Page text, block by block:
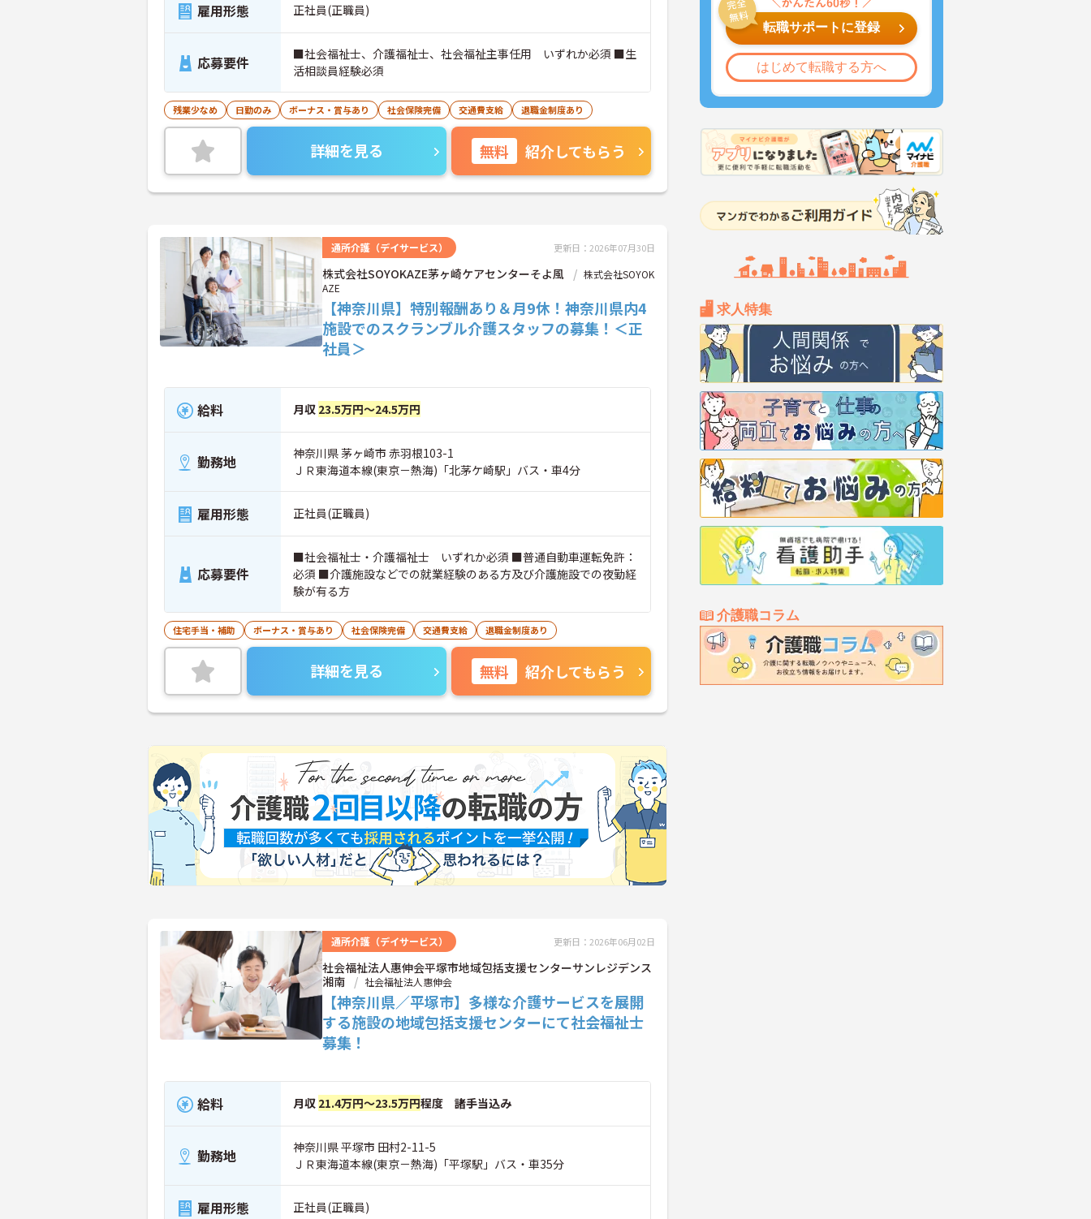
転職サポートに登録
はじめて転職する方へ
求人特集
介護職コラム
雇用形態 正社員(正職員)
応募要件
■社会福祉士、介護福祉士、社会福祉主事任用 いずれか必須 ■生
活相談員経験必須
残業少なめ 日勤のみ ボーナス・賞与あり 社会保険完備 交通費支給 退職金制度あり
詳細を見る 無料 紹介してもらう
通所介護（デイサービス） 更新日：2026年07月30日
株式会社SOYOKAZE茅ヶ崎ケアセンターそよ風
株式会社SOYOK
AZE
【神奈川県】特別報酬あり＆月9休！神奈川県内4
施設でのスクランブル介護スタッフの募集！＜正
社員＞
給料 月収 23.5万円～24.5万円
勤務地
神奈川県 茅ヶ崎市 赤羽根103-1
ＪＲ東海道本線(東京－熱海)「北茅ケ崎駅」バス・車4分
雇用形態 正社員(正職員)
応募要件
■社会福祉士・介護福祉士 いずれか必須 ■普通自動車運転免許：
必須 ■介護施設などでの就業経験のある方及び介護施設での夜勤経
験が有る方
住宅手当・補助 ボーナス・賞与あり 社会保険完備 交通費支給 退職金制度あり
詳細を見る 無料 紹介してもらう
通所介護（デイサービス） 更新日：2026年06月02日
社会福祉法人惠伸会平塚市地域包括支援センターサンレジデンス
湘南
社会福祉法人惠伸会
【神奈川県／平塚市】多様な介護サービスを展開
する施設の地域包括支援センターにて社会福祉士
募集！
給料 月収 21.4万円～23.5万円程度 諸手当込み
勤務地
神奈川県 平塚市 田村2-11-5
ＪＲ東海道本線(東京－熱海)「平塚駅」バス・車35分
雇用形態 正社員(正職員)